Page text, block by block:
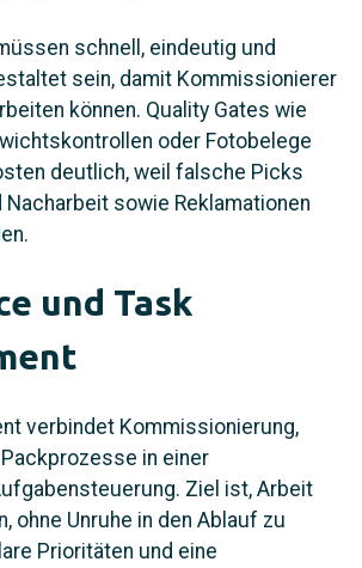
schnell, eindeutig und
sein, damit Kommissionierer
können. Quality Gates wie
oder Fotobelege
deutlich, weil falsche Picks
sowie Reklamationen
und Task
verbindet Kommissionierung,
in einer
Ziel ist, Arbeit
ohne Unruhe in den Ablauf zu
Prioritäten und eine